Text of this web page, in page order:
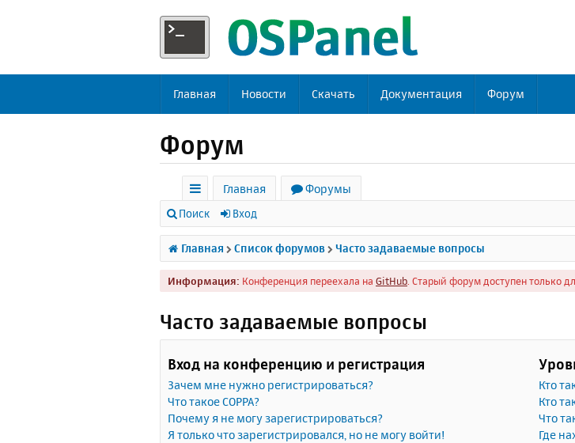
Главная Новости Скачать Документация Форум
Форум
с
ы
л
к
Главная
Форумы
Поиск Вход
Главная Список форумов Часто задаваемые вопросы
Информация: Конференция переехала на GitHub . Старый форум доступен только
Часто задаваемые вопросы
Вход на конференцию и регистрация
Зачем мне нужно регистрироваться?
Что такое COPPA?
Почему я не могу зарегистрироваться?
Я только что зарегистрировался, но не могу войти!
Кто
Кто
Что
Где